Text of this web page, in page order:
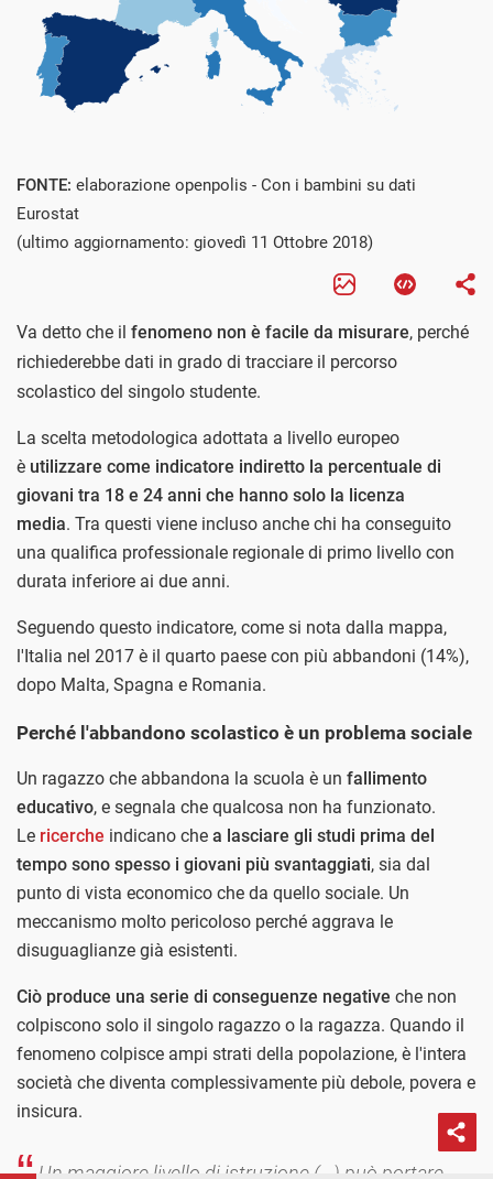
FONTE: elaborazione openpolis - Con i bambini su dati
Eurostat
(ultimo aggiornamento: giovedì 11 Ottobre 2018)
Va detto che il fenomeno non è facile da misurare, perché
richiederebbe dati in grado di tracciare il percorso
scolastico del singolo studente.
La scelta metodologica adottata a livello europeo
è utilizzare come indicatore indiretto la percentuale di
giovani tra 18 e 24 anni che hanno solo la licenza
media. Tra questi viene incluso anche chi ha conseguito
una qualifica professionale regionale di primo livello con
durata inferiore ai due anni.
Seguendo questo indicatore, come si nota dalla mappa,
l'Italia nel 2017 è il quarto paese con più abbandoni (14%),
dopo Malta, Spagna e Romania.
Perché l'abbandono scolastico è un problema sociale
Un ragazzo che abbandona la scuola è un fallimento
educativo, e segnala che qualcosa non ha funzionato.
Le ricerche indicano che a lasciare gli studi prima del
tempo sono spesso i giovani più svantaggiati, sia dal
punto di vista economico che da quello sociale. Un
meccanismo molto pericoloso perché aggrava le
disuguaglianze già esistenti.
Ciò produce una serie di conseguenze negative che non
colpiscono solo il singolo ragazzo o la ragazza. Quando il
fenomeno colpisce ampi strati della popolazione, è l'intera
società che diventa complessivamente più debole, povera e
insicura.
Un maggiore livello di istruzione (...) può portare